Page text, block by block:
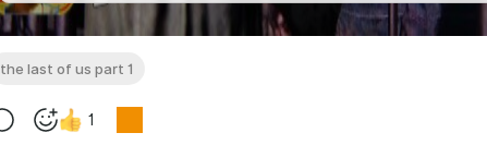
the last of us part 1
1